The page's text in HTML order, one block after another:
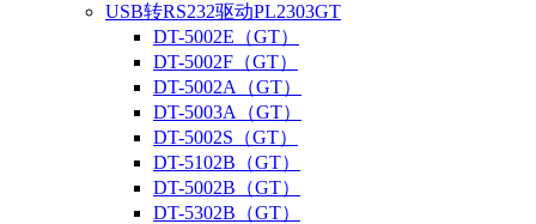
USB转RS232驱动PL2303GT
DT-5002E（GT）
DT-5002F（GT）
DT-5002A（GT）
DT-5003A（GT）
DT-5002S（GT）
DT-5102B（GT）
DT-5002B（GT）
DT-5302B（GT）